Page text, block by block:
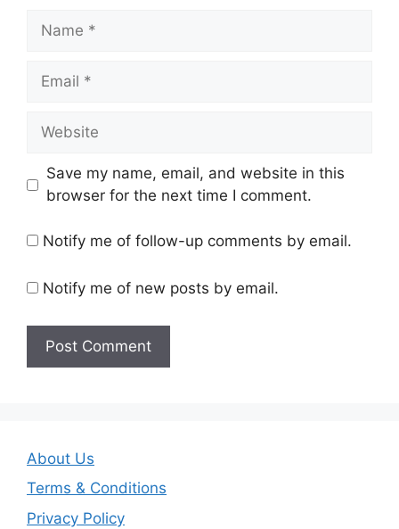
Name
Email
Website
Save my name, email, and website in this
browser for the next time I comment.
Notify me of follow-up comments by email.
Notify me of new posts by email.
About Us
Terms & Conditions
Privacy Policy